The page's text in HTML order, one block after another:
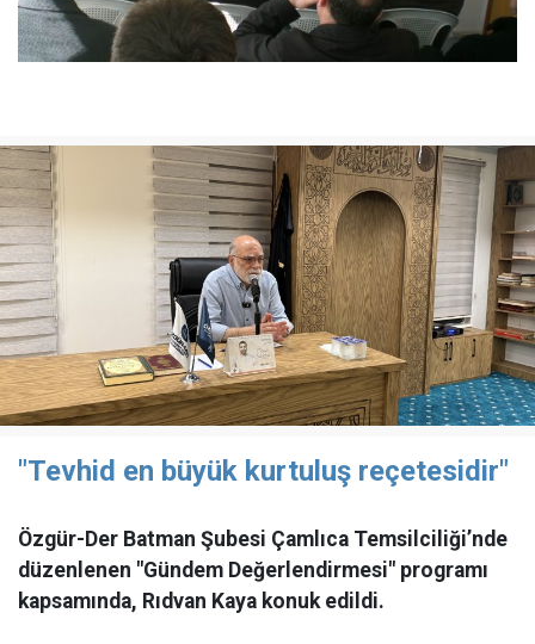
"Tevhid en büyük kurtuluş reçetesidir"
Özgür-Der Batman Şubesi Çamlıca Temsilciliği’nde
düzenlenen "Gündem Değerlendirmesi" programı
kapsamında, Rıdvan Kaya konuk edildi.